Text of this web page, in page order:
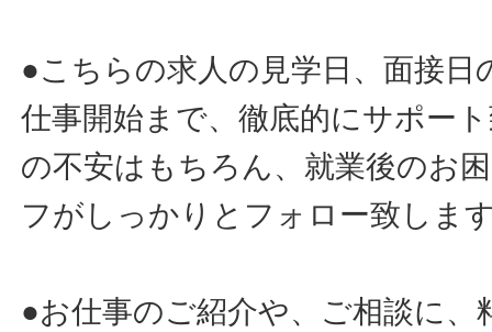
●こちらの求人の見学日、面接日
仕事開始まで、徹底的にサポー
の不安はもちろん、就業後のお
フがしっかりとフォロー致しま
●お仕事のご紹介や、ご相談に